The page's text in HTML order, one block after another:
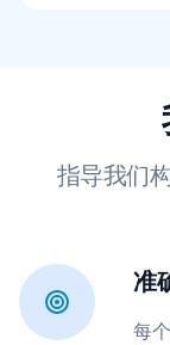
指导我们
准
每